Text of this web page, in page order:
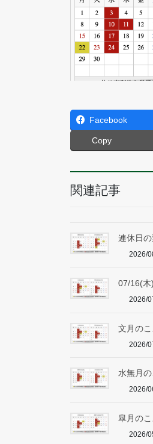
Facebook
Copy
関連記事
連休日の
2026/
07/16(木
2026/
文月の
2026/
水無月
2026/
皐月の
2026/